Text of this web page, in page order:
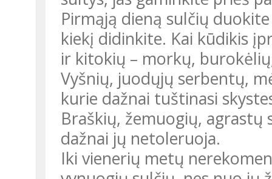
Pirmąją dieną sulčių
kiekį didinkite. Kai kūdikis
ir kitokių – morkų,
Vyšnių, juodųjų serbentų,
kurie dažnai tuštinasi
Braškių, žemuogių,
dažnai jų netoleruoja.
Iki vienerių metų